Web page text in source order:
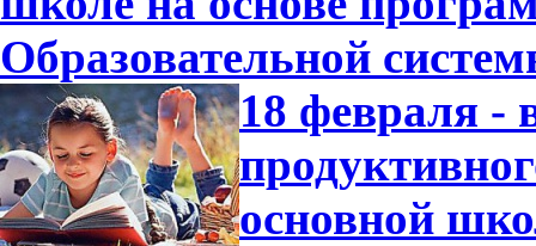
Образовательной
18 февраля -
основной